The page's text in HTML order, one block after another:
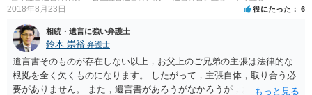
2018年8月23日 役にたった 6
相続・遺言に強い弁護士
鈴木 崇裕 弁護士
遺言書そのものが存在しない以上，お父上のご兄弟の主張は法律的な
根拠を全く欠くものになります。 したがって，主張自体，取り合う必
要がありません。 また，遺言書があろうがなかろうが，お父上のご兄